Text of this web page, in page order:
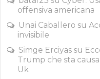
offensiva americana
Unai Caballero su
invisibile
Simge Erciyas su
Trump che sta
Uk